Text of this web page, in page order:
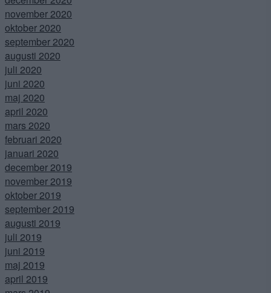
november 2020
oktober 2020
september 2020
augusti 2020
juli 2020
juni 2020
maj 2020
april 2020
mars 2020
februari 2020
januari 2020
december 2019
november 2019
oktober 2019
september 2019
augusti 2019
juli 2019
juni 2019
maj 2019
april 2019